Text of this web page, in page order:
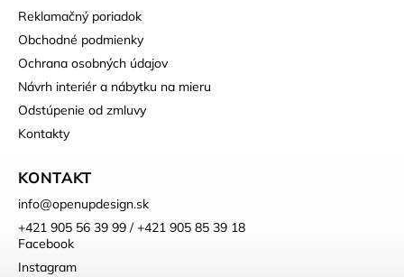
Reklamačný poriadok
Obchodné podmienky
Ochrana osobných údajov
Návrh interiér a nábytku na mieru
Odstúpenie od zmluvy
Kontakty
KONTAKT
info@openupdesign.sk
+421 905 56 39 99 / +421 905 85 39 18
Facebook
Instagram